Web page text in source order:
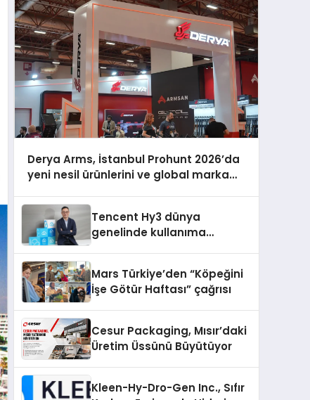
Derya Arms, İstanbul Prohunt 2026’da
yeni nesil ürünlerini ve global marka
Tencent Hy3 dünya
genelinde kullanıma
Mars Türkiye’den “Köpeğini
İşe Götür Haftası” çağrısı
Cesur Packaging, Mısır’daki
Üretim Üssünü Büyütüyor
Kleen-Hy-Dro-Gen Inc., Sıfır